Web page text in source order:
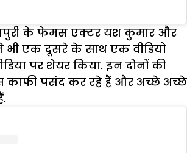
के फेमस एक्टर यश कुमार और
भी एक दूसरे के साथ एक वीडियो
पर शेयर किया. इन दोनों की
पसंद कर रहे हैं और अच्छे अच्छे